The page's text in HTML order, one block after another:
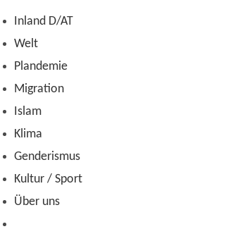
Zum
Inhalt
Inland D/AT
Welt
Plandemie
Migration
Islam
Klima
Genderismus
Kultur / Sport
Über uns